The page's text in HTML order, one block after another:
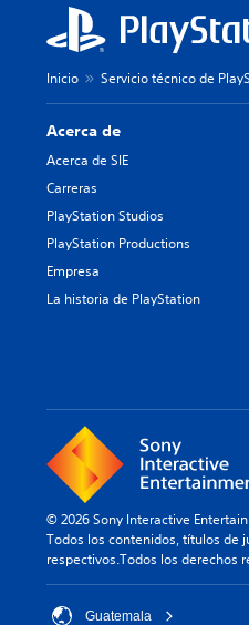
Inicio Servicio técnico de
Acerca de
Acerca de SIE
Carreras
PlayStation Studios
PlayStation Productions
Empresa
La historia de PlayStation
© 2026 Sony Interactive
Todos los contenidos, títulos de
respectivos.Todos los derechos
Guatemala